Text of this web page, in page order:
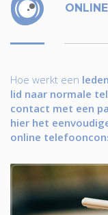
Hoe werkt een leden
lid naar normale
contact met een
hier het
online